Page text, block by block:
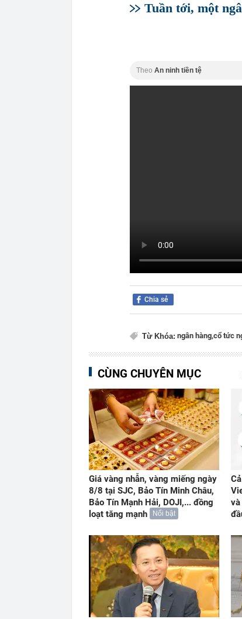
Tuần tới, một
Theo An ninh tiền tệ
Chia sẻ
Từ Khóa: ngân hàng,cổ tức
CÙNG CHUYÊN MỤC
Giá vàng nhẫn, vàng miếng ngày
8/8 tại SJC, Bảo Tín Minh Châu,
Bảo Tín Mạnh Hải, DOJI,... đồng
loạt tăng mạnh
Nổi bật